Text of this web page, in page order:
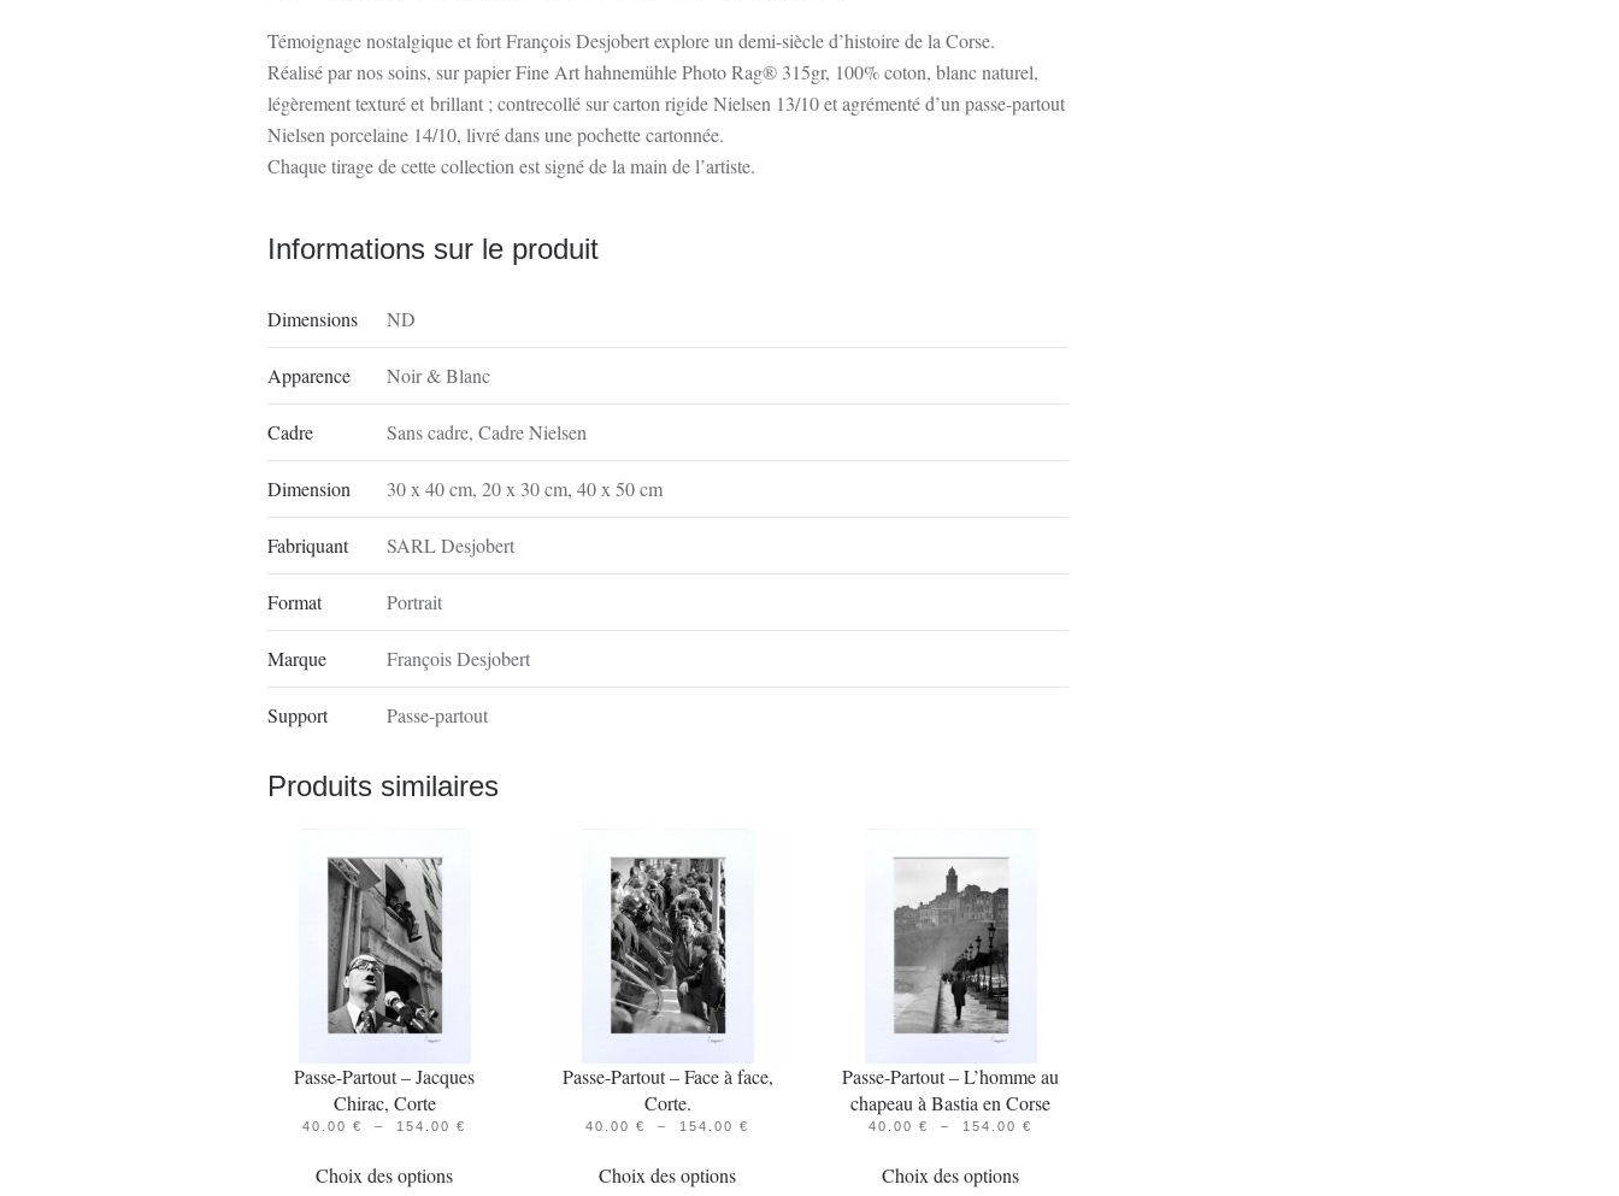
Témoignage nostalgique et fort François Desjobert explore un demi-siècle d’histoire de la Corse.
Réalisé par nos soins, sur papier Fine Art hahnemühle Photo Rag® 315gr, 100% coton, blanc naturel,
légèrement texturé et brillant ; contrecollé sur carton rigide Nielsen 13/10 et agrémenté d’un passe-partout
Nielsen porcelaine 14/10, livré dans une pochette cartonnée.
Chaque tirage de cette collection est signé de la main de l’artiste.
Informations sur le produit
Dimensions ND
Apparence Noir & Blanc
Cadre Sans cadre, Cadre Nielsen
Dimension 30 x 40 cm, 20 x 30 cm, 40 x 50 cm
Fabriquant SARL Desjobert
Format Portrait
Marque François Desjobert
Support Passe-partout
Produits similaires
Passe-Partout – Jacques
Chirac, Corte
40.00€ – 154.00€
Choix des optionsproduit
Passe-Partout – Face à face,
Corte.
40.00€ – 154.00€
Choix des optionsproduit
Passe-Partout – L’homme au
chapeau à Bastia en Corse
40.00€ – 154.00€
Choix des optionsproduit